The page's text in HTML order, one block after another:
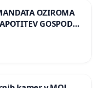
OZIROMA
GOSPODA